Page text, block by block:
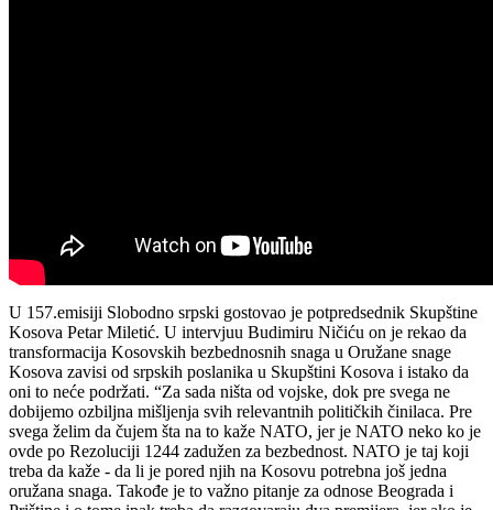
U 157.emisiji Slobodno srpski gostovao je potpredsednik Skupštine
Kosova Petar Miletić. U intervjuu Budimiru Ničiću on je rekao da
transformacija Kosovskih bezbednosnih snaga u Oružane snage
Kosova zavisi od srpskih poslanika u Skupštini Kosova i istako da
oni to neće podržati. “Za sada ništa od vojske, dok pre svega ne
dobijemo ozbiljna mišljenja svih relevantnih političkih činilaca. Pre
svega želim da čujem šta na to kaže NATO, jer je NATO neko ko je
ovde po Rezoluciji 1244 zadužen za bezbednost. NATO je taj koji
treba da kaže - da li je pored njih na Kosovu potrebna još jedna
oružana snaga. Takođe je to važno pitanje za odnose Beograda i